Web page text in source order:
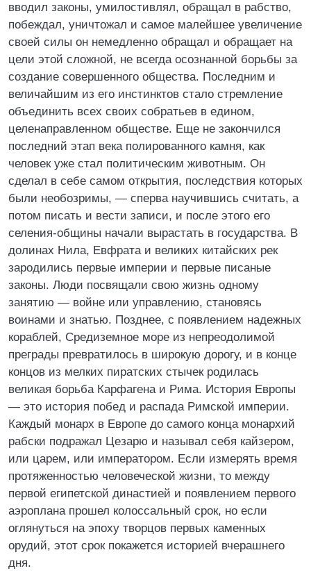
вводил законы, умилостивлял, обращал в рабство,
побеждал, уничтожал и самое малейшее увеличение
своей силы он немедленно обращал и обращает на
цели этой сложной, не всегда осознанной борьбы за
создание совершенного общества. Последним и
величайшим из его инстинктов стало стремление
объединить всех своих собратьев в едином,
целенаправленном обществе. Еще не закончился
последний этап века полированного камня, как
человек уже стал политическим животным. Он
сделал в себе самом открытия, последствия которых
были необозримы, — сперва научившись считать, а
потом писать и вести записи, и после этого его
селения-общины начали вырастать в государства. В
долинах Нила, Евфрата и великих китайских рек
зародились первые империи и первые писаные
законы. Люди посвящали свою жизнь одному
занятию — войне или управлению, становясь
воинами и знатью. Позднее, с появлением надежных
кораблей, Средиземное море из непреодолимой
преграды превратилось в широкую дорогу, и в конце
концов из мелких пиратских стычек родилась
великая борьба Карфагена и Рима. История Европы
— это история побед и распада Римской империи.
Каждый монарх в Европе до самого конца монархий
рабски подражал Цезарю и называл себя кайзером,
или царем, или императором. Если измерять время
протяженностью человеческой жизни, то между
первой египетской династией и появлением первого
аэроплана прошел колоссальный срок, но если
оглянуться на эпоху творцов первых каменных
орудий, этот срок покажется историей вчерашнего
дня.